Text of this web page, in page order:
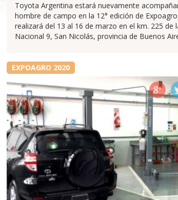
Toyota Argentina estará nuevamente
hombre de campo en la 12° edición de
realizará del 13 al 16 de marzo en el km. 225 de
Nacional 9, San Nicolás, provincia de Buenos
EXPOAGRO 2020